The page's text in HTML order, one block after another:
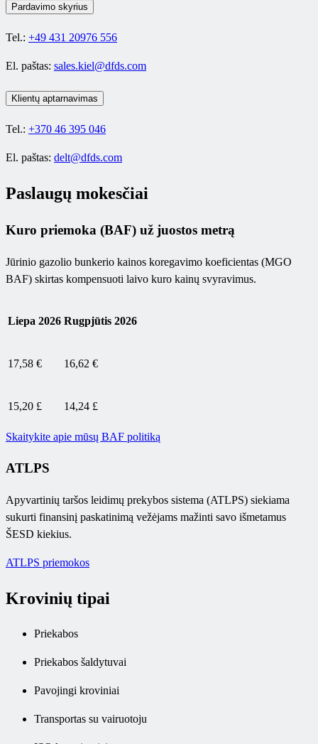
Pardavimo skyrius
Tel.: +49 431 20976 556
El. paštas: sales.kiel@dfds.com
Klientų aptarnavimas
Tel.: +370 46 395 046
El. paštas: delt@dfds.com
Paslaugų mokesčiai
Kuro priemoka (BAF) už juostos metrą
Jūrinio gazolio bunkerio kainos koregavimo koeficientas (MGO
BAF) skirtas kompensuoti laivo kuro kainų svyravimus.
Liepa 2026 Rugpjūtis 2026
17,58 € 16,62 €
15,20 £ 14,24 £
Skaitykite apie mūsų BAF politiką
ATLPS
Apyvartinių taršos leidimų prekybos sistema (ATLPS) siekiama
sukurti finansinį paskatinimą vežėjams mažinti savo išmetamus
ŠESD kiekius.
ATLPS priemokos
Krovinių tipai
Priekabos
Priekabos šaldytuvai
Pavojingi kroviniai
Transportas su vairuotoju